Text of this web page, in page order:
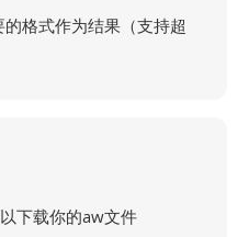
格式作为结果（支持超
下载你的aw文件